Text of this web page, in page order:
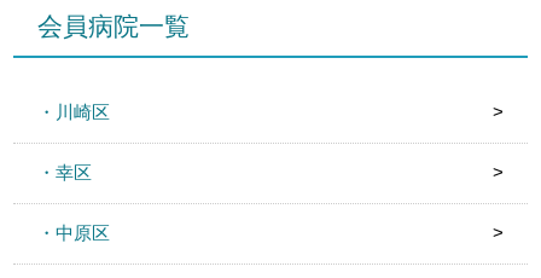
会員病院一覧
・川崎区
・幸区
・中原区